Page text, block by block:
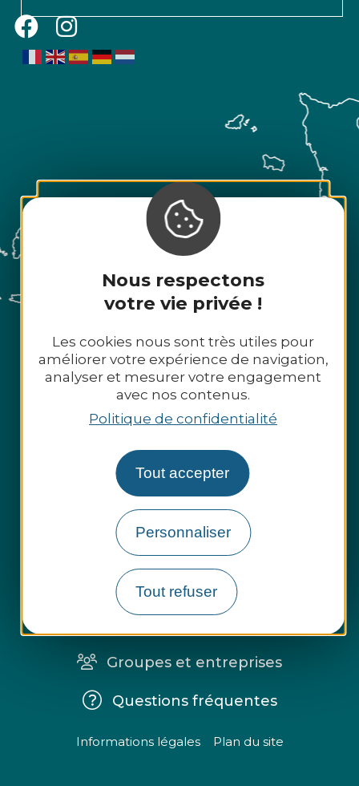
Nous respectons
votre vie privée !
Les cookies nous sont très utiles pour
améliorer votre expérience de navigation,
analyser et mesurer votre engagement
avec nos contenus.
Politique de confidentialité
Tout accepter
Personnaliser
Tout refuser
Espace presse
Groupes et entreprises
Questions fréquentes
Informations légales Plan du site